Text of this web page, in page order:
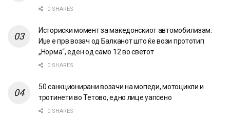
0 SHARES
Историски момент за македонскиот автомобилизам:
Иџе е прв возач од Балканот што ќе вози прототип
„Норма“, еден од само 12 во светот
0 SHARES
50 санкционирани возачи на мопеди, мотоцикли и
тротинети во Тетово, едно лице уапсено
0 SHARES